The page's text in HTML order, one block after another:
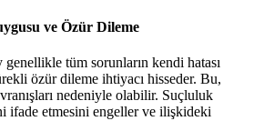
ve Özür Dileme
tüm sorunların kendi hatası
özür dileme ihtiyacı hisseder. Bu,
nedeniyle olabilir. Suçluluk
ifade etmesini engeller ve ilişkideki